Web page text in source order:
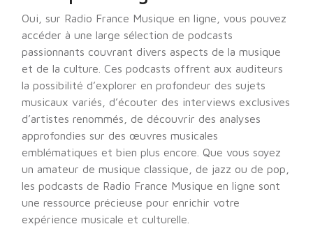
Oui, sur Radio France Musique en ligne, vous pouvez
accéder à une large sélection de podcasts
passionnants couvrant divers aspects de la musique
et de la culture. Ces podcasts offrent aux auditeurs
la possibilité d’explorer en profondeur des sujets
musicaux variés, d’écouter des interviews exclusives
d’artistes renommés, de découvrir des analyses
approfondies sur des œuvres musicales
emblématiques et bien plus encore. Que vous soyez
un amateur de musique classique, de jazz ou de pop,
les podcasts de Radio France Musique en ligne sont
une ressource précieuse pour enrichir votre
expérience musicale et culturelle.